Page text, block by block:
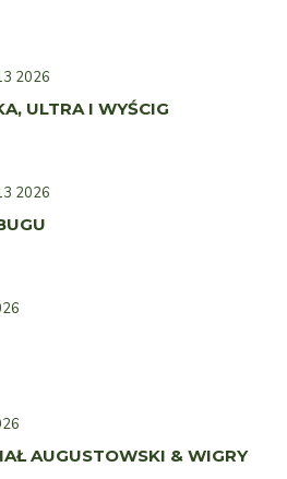
2026
ULTRA I WYŚCIG
2026
AUGUSTOWSKI & WIGRY